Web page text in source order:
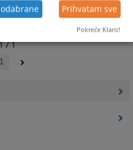
/ 1
1
Prihvatam sve
Pokreće Klaro!